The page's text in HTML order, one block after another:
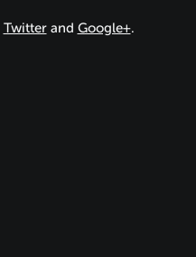
Twitterand Google+.